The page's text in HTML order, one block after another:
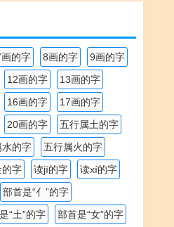
的字 8画的字
9画的字
12画的字
13画的字
16画的字
17画的字
20画的字
五行属土的字
的字
五行属火的字
的字 读jī的字
读xí的字
部首是“亻”的字
“土”的字
部首是“女”的字